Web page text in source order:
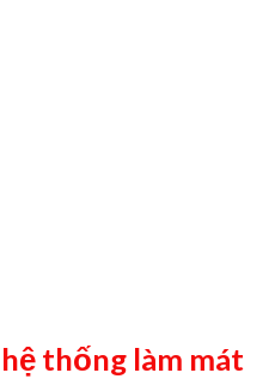
thống làm mát